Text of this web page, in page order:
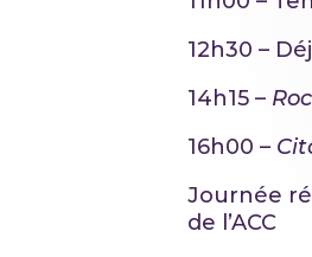
12h30 –
14h15 –
16h00 –
Journée
de l’ACC